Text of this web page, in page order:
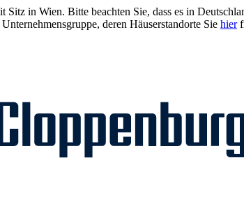
in Wien. Bitte beachten Sie, dass es in
deren Häuserstandorte Sie hier